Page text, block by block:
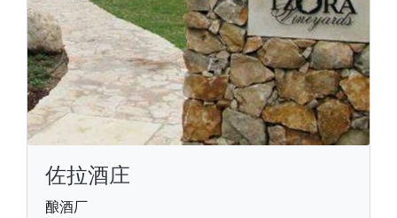
佐拉酒庄
酿酒厂